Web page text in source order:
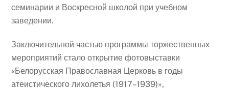
семинарии и Воскресной школой при учебном
заведении.
Заключительной частью программы торжественных
мероприятий стало открытие фотовыставки
«Белорусская Православная Церковь в годы
атеистического лихолетья (1917–1939)»,